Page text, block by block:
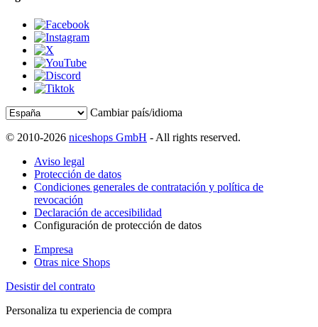
Cambiar país/idioma
© 2010-2026 niceshops GmbH - All rights reserved.
Aviso legal
Protección de datos
Condiciones generales de contratación y política de
revocación
Declaración de accesibilidad
Configuración de protección de datos
Empresa
Otras nice Shops
Desistir del contrato
Personaliza tu experiencia de compra